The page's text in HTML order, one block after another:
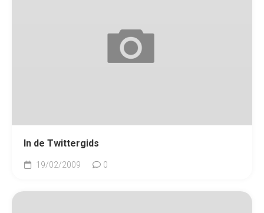
In de Twittergids
19/02/2009 0